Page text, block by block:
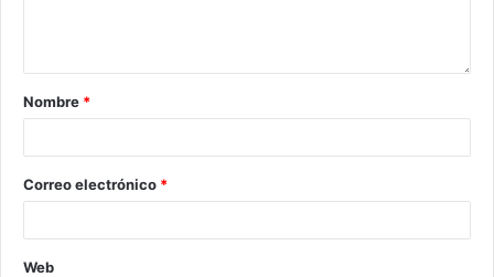
Nombre *
Correo electrónico *
Web